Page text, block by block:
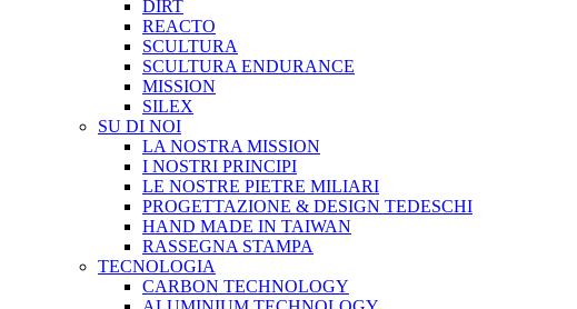
DIRT
REACTO
SCULTURA
SCULTURA ENDURANCE
MISSION
SILEX
SU DI NOI
LA NOSTRA MISSION
I NOSTRI PRINCIPI
LE NOSTRE PIETRE MILIARI
PROGETTAZIONE & DESIGN TEDESCHI
HAND MADE IN TAIWAN
RASSEGNA STAMPA
TECNOLOGIA
CARBON TECHNOLOGY